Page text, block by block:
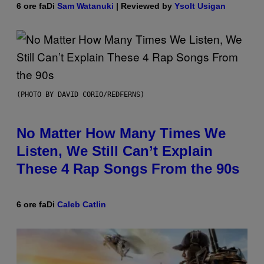
6 ore faDi Sam Watanuki | Reviewed by Ysolt Usigan
(PHOTO BY DAVID CORIO/REDFERNS)
No Matter How Many Times We
Listen, We Still Can’t Explain
These 4 Rap Songs From the 90s
6 ore faDi Caleb Catlin